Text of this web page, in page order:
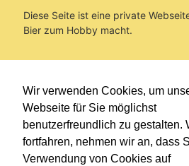
Wir verwenden Cookies, um
Webseite für Sie möglichst
benutzerfreundlich zu gestalten.
fortfahren, nehmen wir an, dass
Verwendung von Cookies auf
Diese Seite ist eine private
Bier zum Hobby macht.
Sie befinden sich auf https://
im Pfad:Übers Bier/Biersorten
Erstellt: 2012-04-05
Links